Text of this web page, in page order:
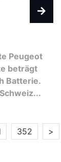
Peugeot
beträgt
Batterie.
352 >